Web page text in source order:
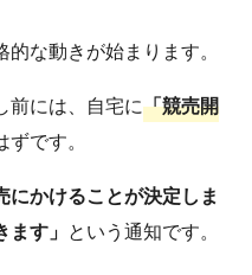
な動きが始まります。
前には、自宅に「競売開
ずです。
にかけることが決定しま
す」 という通知です。